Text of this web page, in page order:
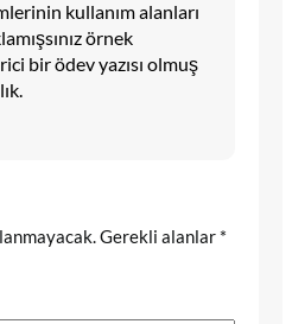
kullanım alanları
örnek
bir ödev yazısı olmuş
Gerekli alanlar *